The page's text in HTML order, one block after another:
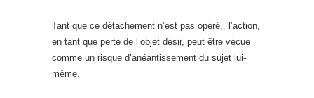
Tant que ce détachement n’est pas opéré, l’action,
en tant que perte de l’objet désir, peut être vécue
comme un risque d’anéantissement du sujet lui-
même.